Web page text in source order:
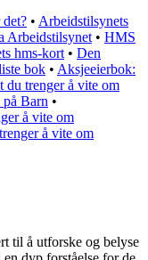
• Arbeidstilsynets
Arbeidstilsynet • HMS
hms-kort • Den
bok • Aksjeeierbok:
du trenger å vite om
Barn •
å vite om
å vite om
til å utforske og belyse